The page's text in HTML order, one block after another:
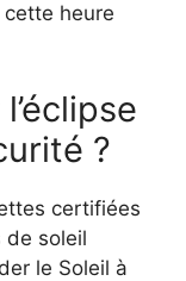
cette heure
?
certifiées
de soleil
le Soleil à